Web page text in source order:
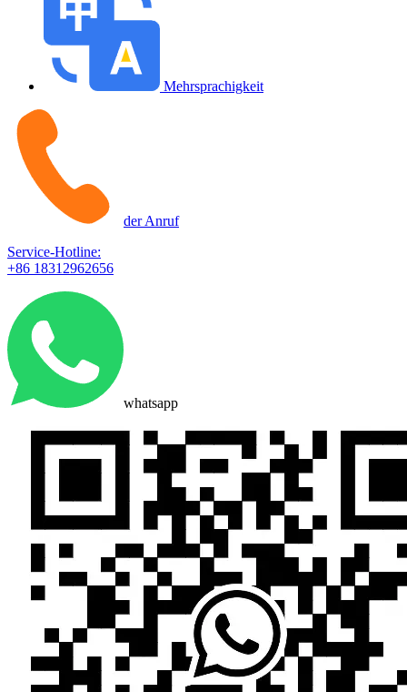
Mehrsprachigkeit
der Anruf
Service-Hotline:
+86 18312962656
whatsapp